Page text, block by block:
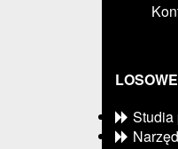
Studia